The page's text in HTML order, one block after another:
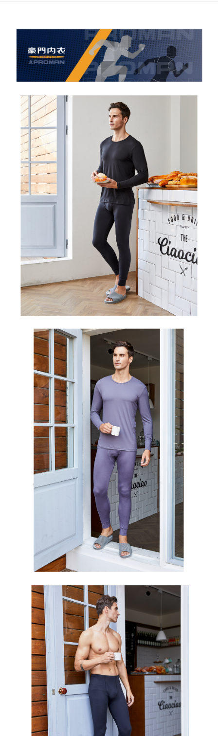
結帳頁面，進行簡訊認證並確認金額後，即可完成結帳。
２．訂單成立數日內，您將收到繳費通知簡訊。
３．收到繳費通知簡訊後14天內，點擊此簡訊中的連結，可透過四大超商／
ATM／網路銀行／等多元方式進行付款，方視為交易完成。
※ 請注意：結帳手續完成當下不需立刻繳費，但若您需要取消訂單，請聯絡
購買商品的店家。未經商家同意取消之訂單仍視為有效，需透過AFTEE先享
後付繳納相關費用。
是否繳費成功／繳費後需取消欲退款等相關疑問，請聯繫「AFTEE先享後付
客戶支援中心」
https://netprotections.freshdesk.com/support/home
【注意事項】
１．透過由恩沛科技股份有限公司提供之「AFTEE先享後付」服務完成之交
易，需依本服務之必要範圍內提供個人資料，並將交易相關給付款項請求債
權轉讓予恩沛科技股份有限公司。
２．關於個人資料處理事宜，請瀏覽以下網址：
https://aftee.tw/terms/#terms3
３．未成年的使用者請事先徵得法定代理人或監護人之同意方可使用
「AFTEE先享後付」，若未經同意申辦者引起之損失，本公司不負相關責
任。
４．使用「AFTEE先享後付」時，將依據個別帳號之用戶狀況，依本公司即
時審查核予不同之上限額度；若仍有額度不足之情形，本公司將視審查結果
５．嚴禁一人註冊多個帳號或使用他人資訊註冊。若發現惡意使用之情形，
恩沛科技股份有限公司將有權停止該用戶之使用額度並採取法律行動。
每筆NT$80，滿NT$899(含以上)免運費
7-11取貨付款
每筆NT$80，滿NT$899(含以上)免運費
每筆NT$80，滿NT$899(含以上)免運費
宅配
每筆NT$100，滿NT$899(含以上)免運費